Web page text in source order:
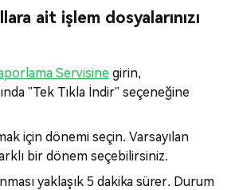
ait işlem dosyalarınızı
Servisine girin,
"Tek Tıkla İndir" seçeneğine
için dönemi seçin. Varsayılan
bir dönem seçebilirsiniz.
yaklaşık 5 dakika sürer. Durum